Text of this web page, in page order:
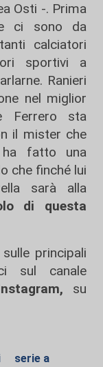
Osti -. Prima
ci sono da
calciatori
sportivi a
Ranieri
nel miglior
Ferrero sta
il mister che
ha fatto una
che finché lui
sarà alla
di questa
sulle principali
sul canale
, su
serie a